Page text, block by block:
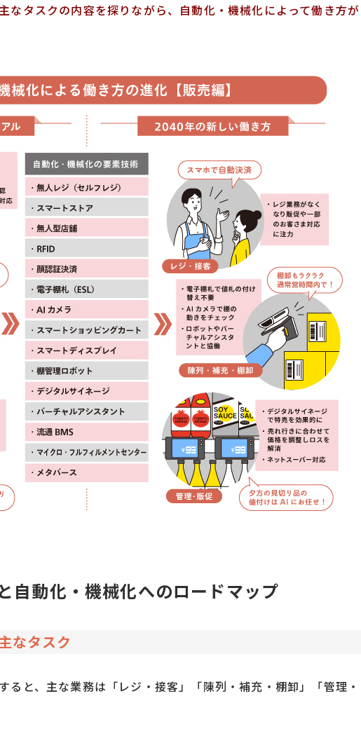
なタスクの内容を探りながら、自動化・機械化によって働き方が
自動化・機械化へのロードマップ
なタスク
ると、主な業務は「レジ・接客」「陳列・補充・棚卸」「管理・